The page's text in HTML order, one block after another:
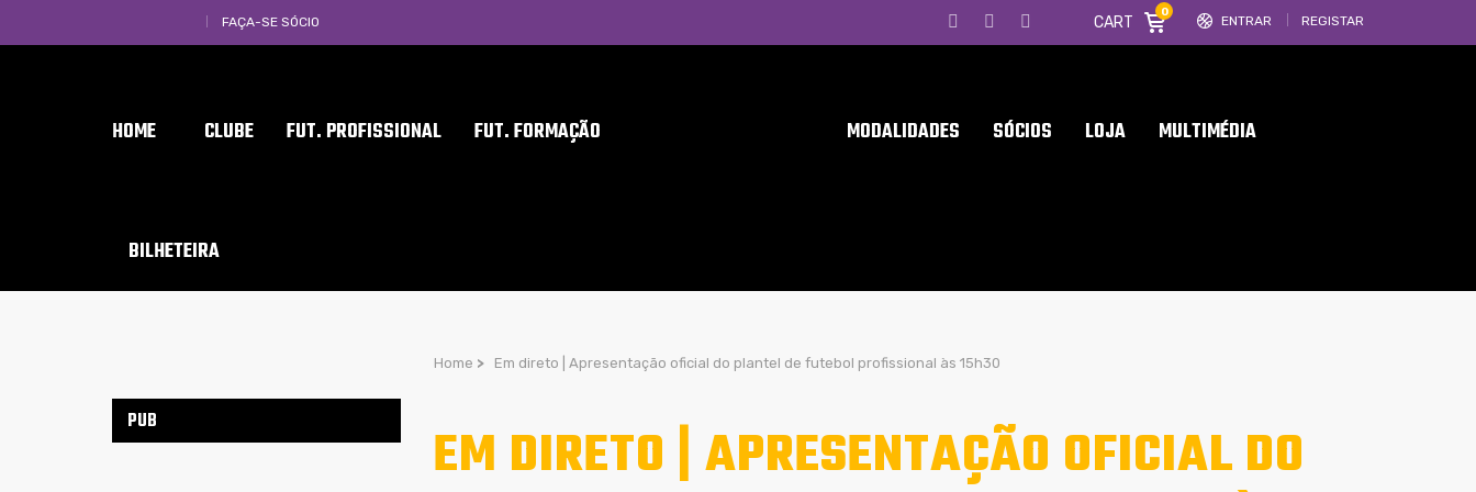
FAÇA-SE SÓCIO ENTRAR REGISTAR
CART
0
HOME CLUBE FUT. PROFISSIONAL FUT. FORMAÇÃO MODALIDADES SÓCIOS LOJA MULTIMÉDIA
BILHETEIRA
Home > Em direto | Apresentação oficial do plantel de futebol profissional às 15h30
EM DIRETO | APRESENTAÇÃO OFICIAL DO
PUB